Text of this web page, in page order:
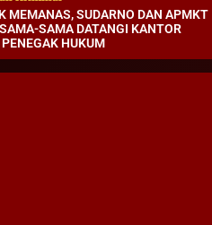
MEMANAS, SUDARNO DAN APMKT
SAMA DATANGI KANTOR
HUKUM